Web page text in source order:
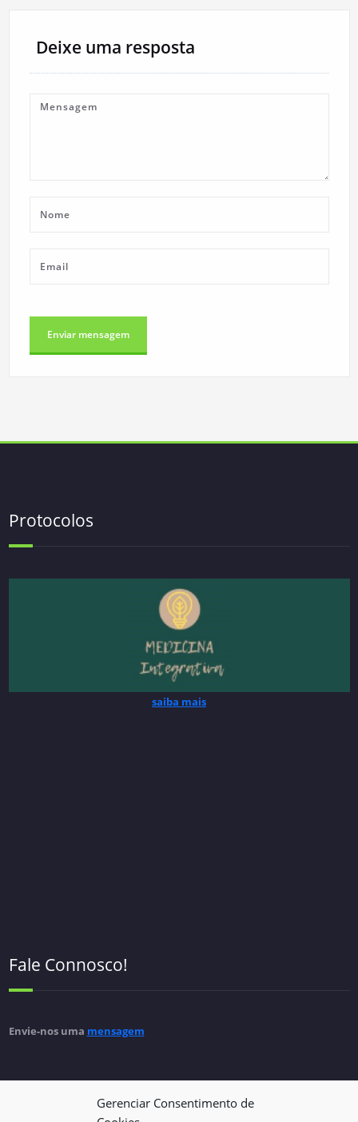
Gerenciar Consentimento de
Deixe uma resposta
Protocolos
saiba mais
Fale Connosco!
Envie-nos uma mensagem